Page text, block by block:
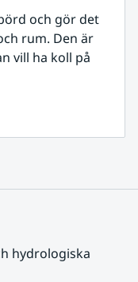
och gör det
rum. Den är
vill ha koll på
hydrologiska